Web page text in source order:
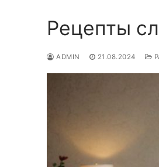
Рецепты
ADMIN 21.08.2024